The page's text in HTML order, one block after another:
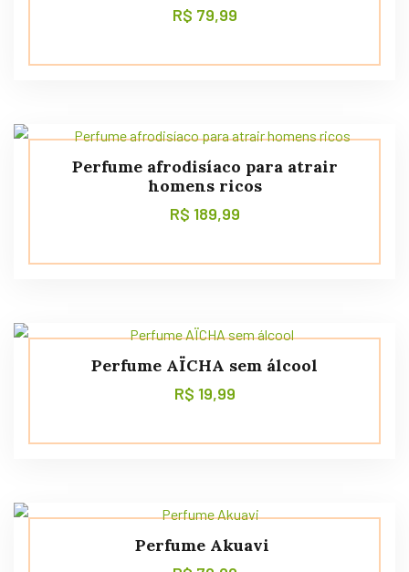
R$ 79,99
Perfume afrodisíaco para atrair
homens ricos
R$ 189,99
Perfume AÏCHA sem álcool
R$ 19,99
Perfume Akuavi